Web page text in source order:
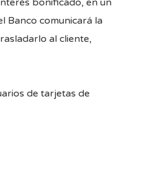
bonificado, en un
Banco comunicará la
al cliente,
de tarjetas de